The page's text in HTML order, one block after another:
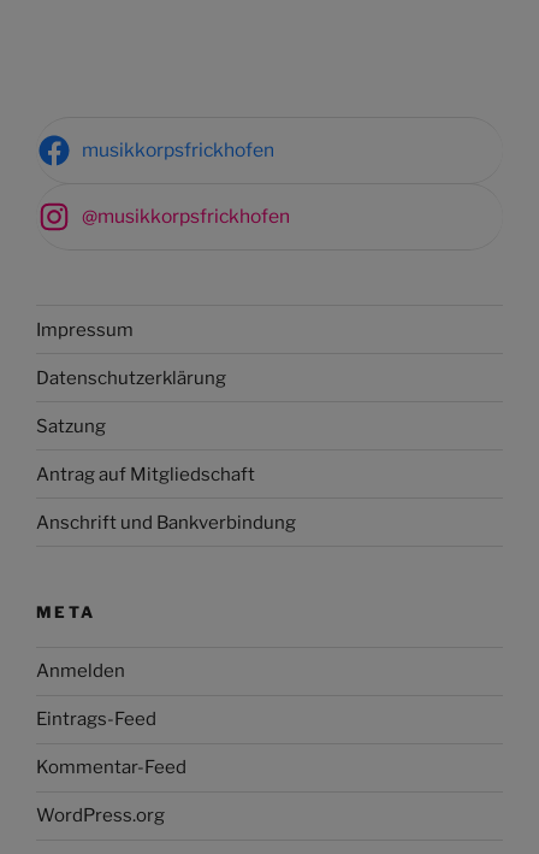
musikkorpsfrickhofen
@musikkorpsfrickhofen
Impressum
Datenschutzerklärung
Satzung
Antrag auf Mitgliedschaft
Anschrift und Bankverbindung
META
Anmelden
Eintrags-Feed
Kommentar-Feed
WordPress.org